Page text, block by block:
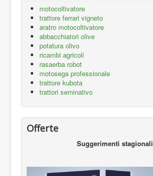
motocoltivatore
trattore ferrari vigneto
aratro motocoltivatore
abbacchiatori olive
potatura olivo
ricambi agricoli
rasaerba robot
motosega professionale
trattore kubota
trattori seminativo
Offerte
Suggerimenti stagionali